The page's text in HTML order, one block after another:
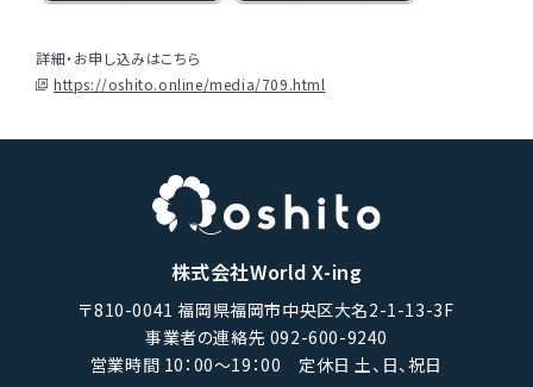
詳細・お申し込みはこちら
https://oshito.online/media/709.html
株式会社World X-ing
〒810-0041 福岡県福岡市中央区大名2-1-13-3F
事業者の連絡先 092-600-9240
営業時間 10：00〜19：00 定休日 土、日、祝日